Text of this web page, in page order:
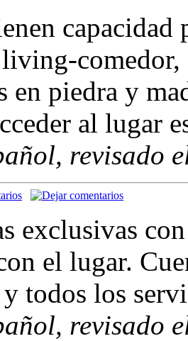
capacidad
en piedra y
al lugar
revisado
exclusivas
el lugar.
todos los
revisado